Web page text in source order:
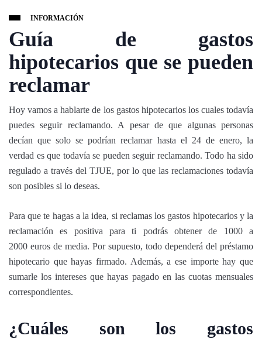
INFORMACIÓN
Guía de gastos
hipotecarios que se pueden
reclamar
Hoy vamos a hablarte de los gastos hipotecarios los cuales todavía
puedes seguir reclamando. A pesar de que algunas personas
decían que solo se podrían reclamar hasta el 24 de enero, la
verdad es que todavía se pueden seguir reclamando. Todo ha sido
regulado a través del TJUE, por lo que las reclamaciones todavía
son posibles si lo deseas.
Para que te hagas a la idea, si reclamas los gastos hipotecarios y la
reclamación es positiva para ti podrás obtener de 1000 a
2000 euros de media. Por supuesto, todo dependerá del préstamo
hipotecario que hayas firmado. Además, a ese importe hay que
sumarle los intereses que hayas pagado en las cuotas mensuales
correspondientes.
¿Cuáles son los gastos